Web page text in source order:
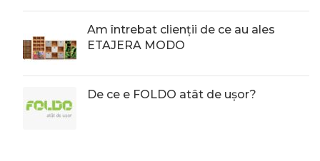
Am întrebat clienții de ce au ales
ETAJERA MODO
De ce e FOLDO atât de ușor?